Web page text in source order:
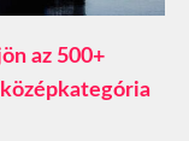
az 500+